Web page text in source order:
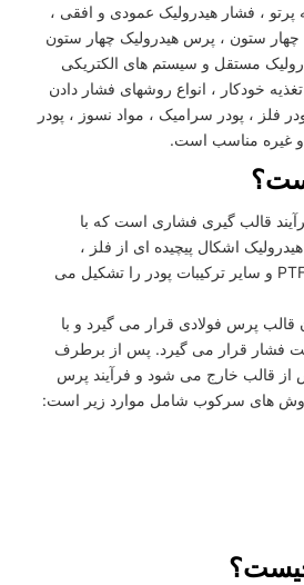
، فشار هیدرولیک عمودی و افقی ،
ستون ، پرس هیدرولیک چهار ستون
مستقل و سیستم های الکتریکی
خودکار ، انواع روشهای فشار دادن
فلز ، پودر سرامیک ، مواد نسوز ، پودر
و غیره مناسب است.
قالب گیری فشاری است که با
اشکال پیچیده ای از فلز ،
سرامیک ، کامپوزیت ، PTFE و سایر ترکیبات پودر را تشکیل می
قالب پرس فولادی قرار می گیرد و با
فشار قرار می گیرد. پس از برطرف
قالب خارج می شود و فرآیند پرس
روش های سرکوب شامل موارد زیر است: